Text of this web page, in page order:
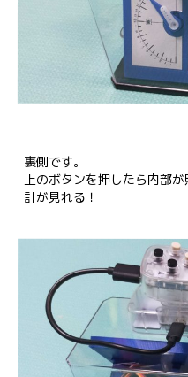
裏側です。
上のボタンを押したら内部
計が見れる！